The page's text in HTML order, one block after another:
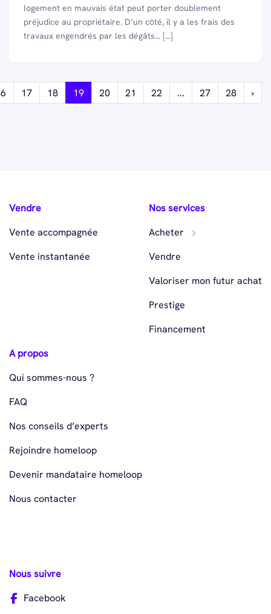
logement en mauvais état peut porter doublement
préjudice au propriétaire. D’un côté, il y a les frais des
travaux engendrés par les dégâts... [...]
17 18 19 20 21 22 ... 27 28 ›
Vendre
Vente accompagnée
Vente instantanée
Nos services
Acheter
Vendre
Valoriser mon futur achat
Prestige
Financement
A propos
Qui sommes-nous ?
FAQ
Nos conseils d’experts
Rejoindre homeloop
Devenir mandataire homeloop
Nous contacter
Nous suivre
Facebook